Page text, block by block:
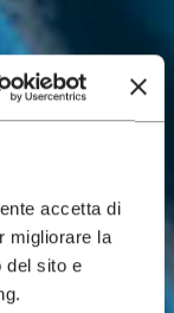
accetta di
migliorare la
del sito e